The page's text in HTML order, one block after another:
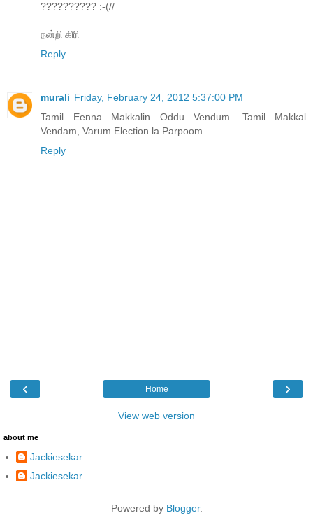
?????????? :-(//
நன்றி கிரி
Reply
murali Friday, February 24, 2012 5:37:00 PM
Tamil Eenna Makkalin Oddu Vendum. Tamil Makkal
Vendam, Varum Election la Parpoom.
Reply
‹ ›
Home
View web version
about me
Jackiesekar
Jackiesekar
Powered by Blogger.